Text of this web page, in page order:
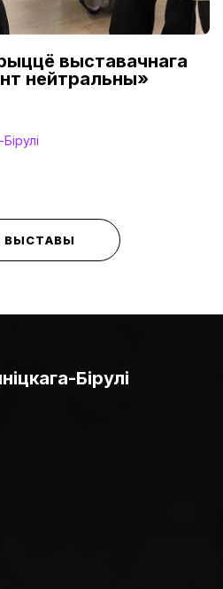
выставачнага
нейтральны»
ВЫСТАВЫ
Бірулі